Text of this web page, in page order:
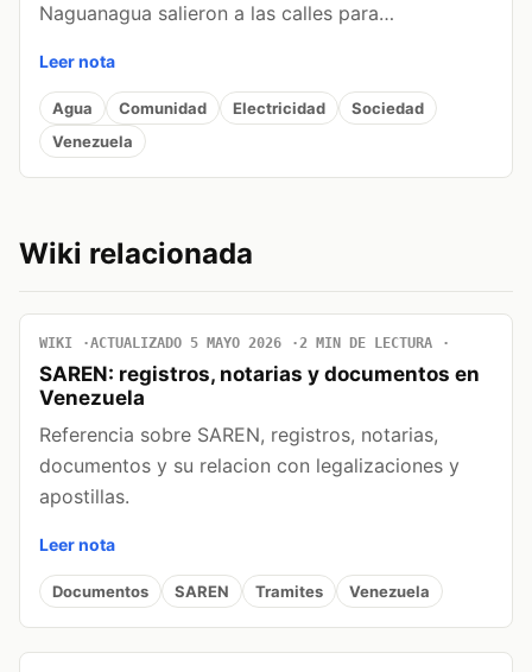
Naguanagua salieron a las calles para…
Leer nota
Agua Comunidad Electricidad
Sociedad
Venezuela
Wiki relacionada
WIKI ACTUALIZADO 5 MAYO 2026 2 MIN DE LECTURA
SAREN: registros, notarias y documentos en
Venezuela
Referencia sobre SAREN, registros, notarias,
documentos y su relacion con legalizaciones y
apostillas.
Leer nota
Documentos SAREN Tramites Venezuela